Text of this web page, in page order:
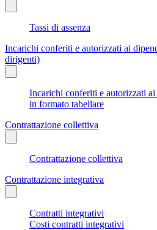
Tassi di assenza
Incarichi conferiti e autorizzati ai
dirigenti)
Incarichi conferiti e autorizzati
in formato tabellare
Contrattazione collettiva
Contrattazione collettiva
Contrattazione integrativa
Contratti integrativi
Costi contratti integrativi